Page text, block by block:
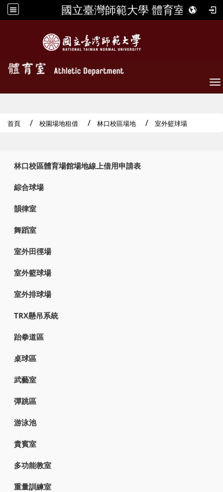
國立臺灣師範大學 體育室
首頁 校園場地租借 林口校區場地 室外籃球場
林口校區體育場館場地線上借用申請表
綜合球場
韻律室
舞蹈室
室外田徑場
室外籃球場
室外排球場
TRX懸吊系統
跆拳道區
桌球區
武藝室
彈跳區
游泳池
貴賓室
多功能教室
重量訓練室